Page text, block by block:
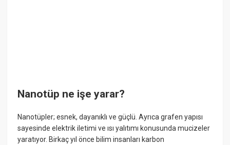
Nanotüp ne işe yarar?
Nanotüpler; esnek, dayanıklı ve güçlü. Ayrıca grafen yapısı
sayesinde elektrik iletimi ve ısı yalıtımı konusunda mucizeler
yaratıyor. Birkaç yıl önce bilim insanları karbon